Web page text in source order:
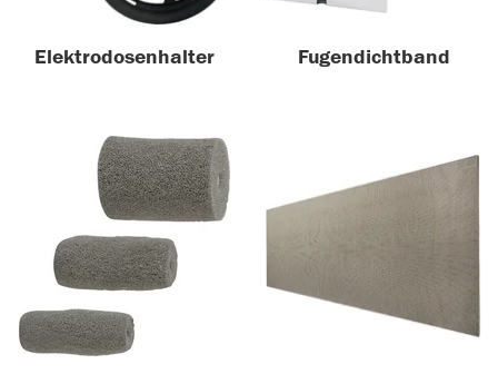
Elektrodosenhalter Fugendichtband